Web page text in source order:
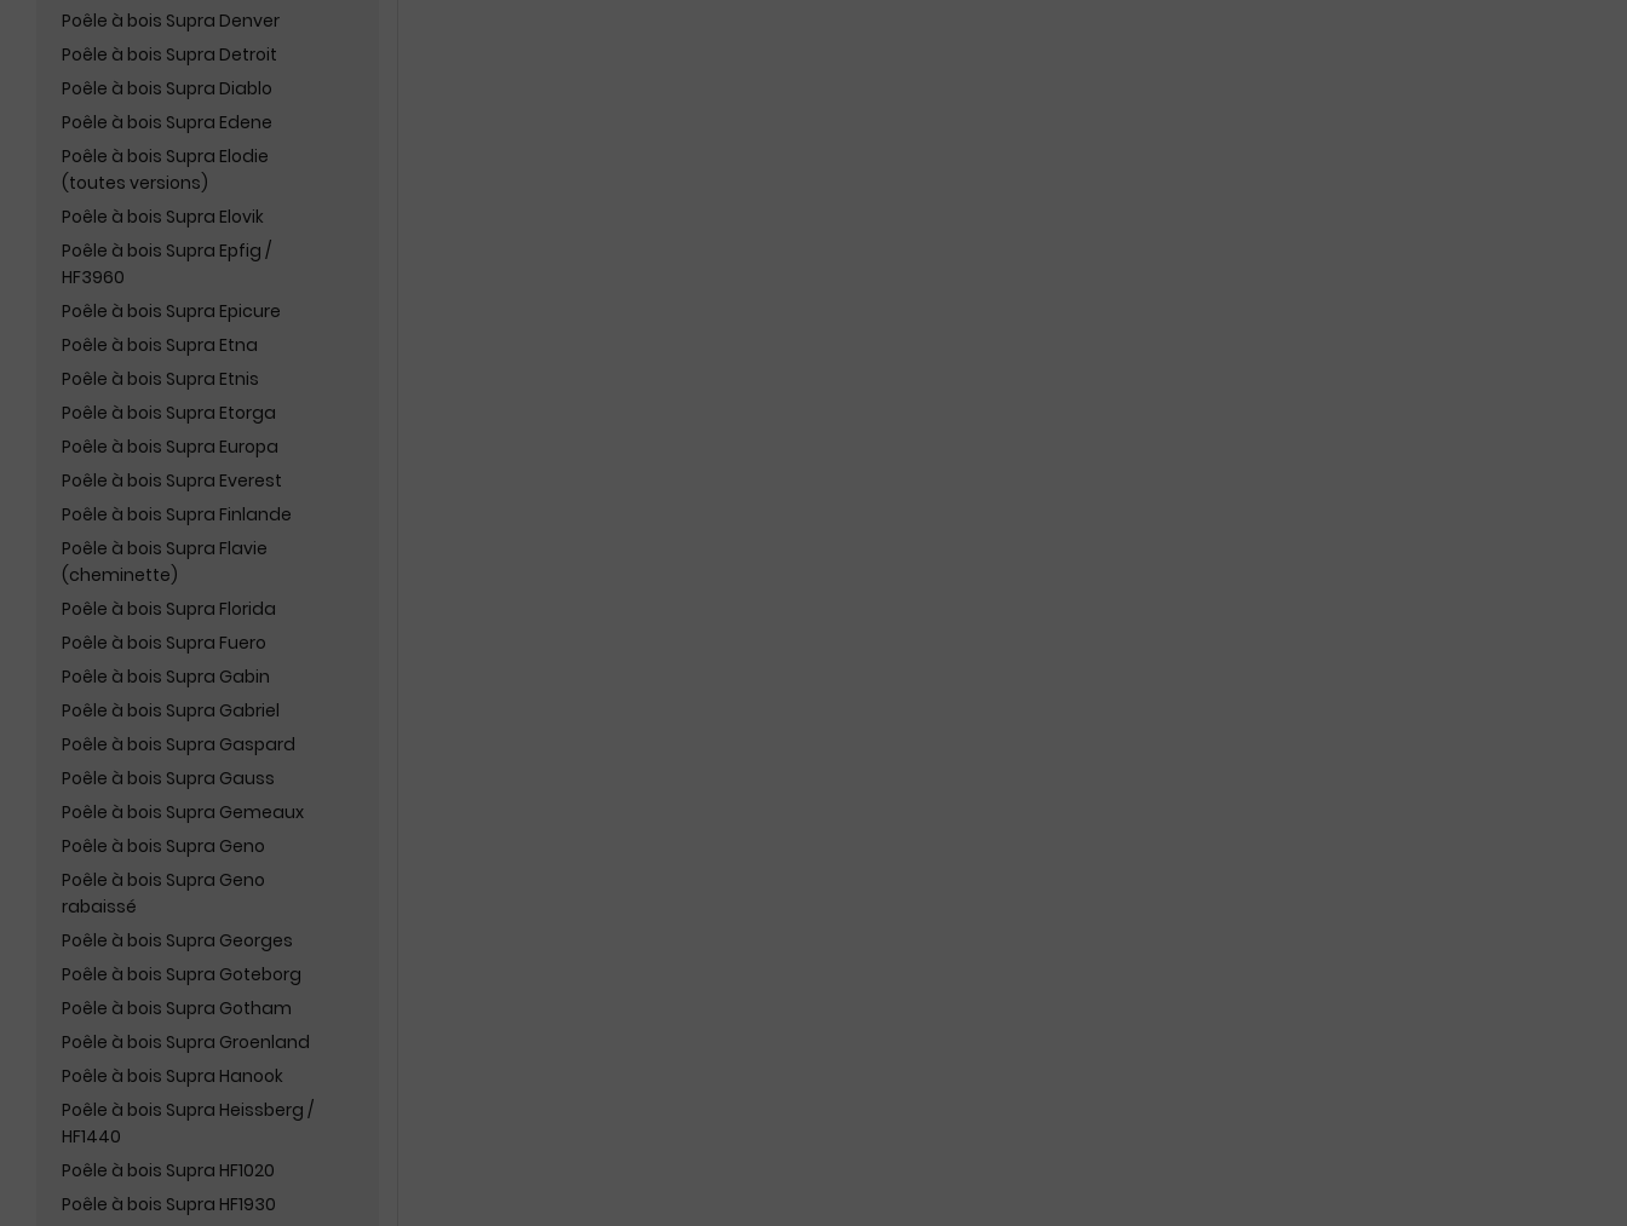
Poêle à bois Supra Denver
Poêle à bois Supra Detroit
Poêle à bois Supra Diablo
Poêle à bois Supra Edene
Poêle à bois Supra Elodie
(toutes versions)
Poêle à bois Supra Elovik
Poêle à bois Supra Epfig /
HF3960
Poêle à bois Supra Epicure
Poêle à bois Supra Etna
Poêle à bois Supra Etnis
Poêle à bois Supra Etorga
Poêle à bois Supra Europa
Poêle à bois Supra Everest
Poêle à bois Supra Finlande
Poêle à bois Supra Flavie
(cheminette)
Poêle à bois Supra Florida
Poêle à bois Supra Fuero
Poêle à bois Supra Gabin
Poêle à bois Supra Gabriel
Poêle à bois Supra Gaspard
Poêle à bois Supra Gauss
Poêle à bois Supra Gemeaux
Poêle à bois Supra Geno
Poêle à bois Supra Geno
rabaissé
Poêle à bois Supra Georges
Poêle à bois Supra Goteborg
Poêle à bois Supra Gotham
Poêle à bois Supra Groenland
Poêle à bois Supra Hanook
Poêle à bois Supra Heissberg /
HF1440
Poêle à bois Supra HF1020
Poêle à bois Supra HF1930